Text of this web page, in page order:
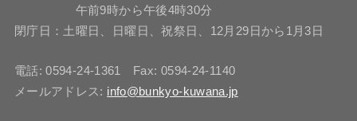
午前9時から午後4時30分
閉庁日：土曜日、日曜日、祝祭日、12月29日から1月3日
電話: 0594-24-1361 Fax: 0594-24-1140
メールアドレス: info@bunkyo-kuwana.jp